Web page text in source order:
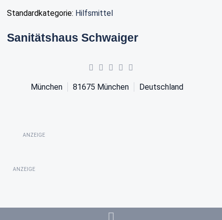
Standardkategorie: Hilfsmittel
Sanitätshaus Schwaiger
München 81675 München Deutschland
ANZEIGE
ANZEIGE